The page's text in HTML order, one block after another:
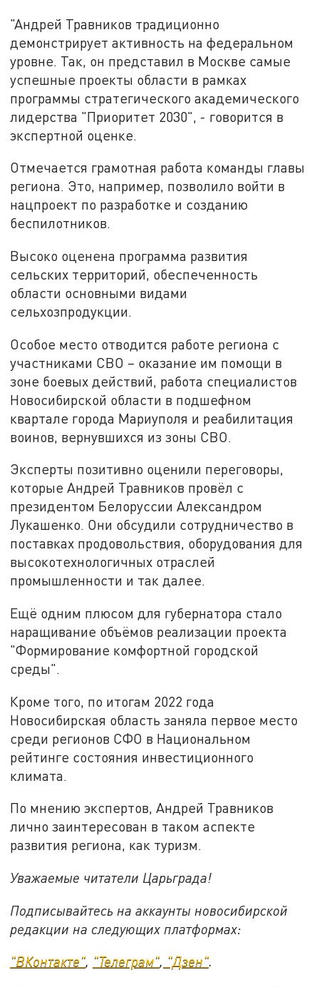
"Андрей Травников традиционно
демонстрирует активность на федеральном
уровне. Так, он представил в Москве самые
успешные проекты области в рамках
программы стратегического академического
лидерства "Приоритет 2030", - говорится в
экспертной оценке.
Отмечается грамотная работа команды главы
региона. Это, например, позволило войти в
нацпроект по разработке и созданию
беспилотников.
Высоко оценена программа развития
сельских территорий, обеспеченность
области основными видами
сельхозпродукции.
Особое место отводится работе региона с
участниками СВО – оказание им помощи в
зоне боевых действий, работа специалистов
Новосибирской области в подшефном
квартале города Мариуполя и реабилитация
воинов, вернувшихся из зоны СВО.
Эксперты позитивно оценили переговоры,
которые Андрей Травников провёл с
президентом Белоруссии Александром
Лукашенко. Они обсудили сотрудничество в
поставках продовольствия, оборудования для
высокотехнологичных отраслей
промышленности и так далее.
Ещё одним плюсом для губернатора стало
наращивание объёмов реализации проекта
"Формирование комфортной городской
среды".
Кроме того, по итогам 2022 года
Новосибирская область заняла первое место
среди регионов СФО в Национальном
рейтинге состояния инвестиционного
климата.
По мнению экспертов, Андрей Травников
лично заинтересован в таком аспекте
развития региона, как туризм.
Уважаемые читатели Царьграда!
Подписывайтесь на аккаунты новосибирской
редакции на следующих платформах:
"ВКонтакте", "Телеграм", "Дзен".